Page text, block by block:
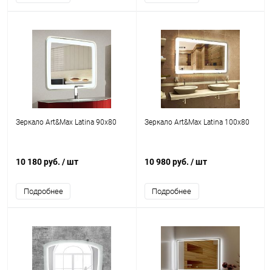
Зеркало Art&Max Latina 90х80
10 180 руб. / шт
Подробнее
Зеркало Art&Max Latina 100х80
10 980 руб. / шт
Подробнее